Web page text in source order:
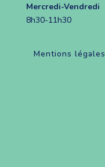
Mercredi-Vendredi
8h30-11h30
Mentions légales